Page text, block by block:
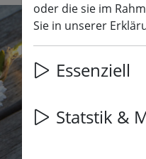
oder die sie im
Sie in unserer
Essenziell
Statstik &